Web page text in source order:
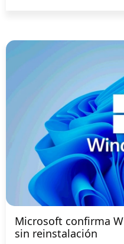
Microsoft confirma
sin reinstalación